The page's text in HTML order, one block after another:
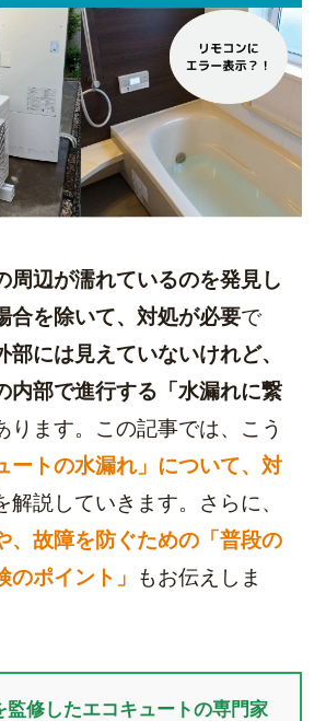
周辺が濡れているのを発見し
合を除いて、対処が必要で
部には見えていないけれど、
内部で進行する「水漏れに繋
ります。この記事では、こう
ートの水漏れ」について、対
解説していきます。さらに、
、故障を防ぐための「普段の
のポイント」
もお伝えしま
監修したエコキュートの専門家